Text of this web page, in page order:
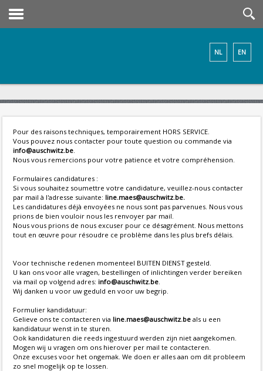
EN
NL
Pour des raisons techniques, temporairement HORS SERVICE.
Vous pouvez nous contacter pour toute question ou commande via
info@auschwitz.be.
Nous vous remercions pour votre patience et votre compréhension.
Formulaires candidatures :
Si vous souhaitez soumettre votre candidature, veuillez-nous contacter
par mail à l'adresse suivante: line.maes@auschwitz.be.
Les candidatures déjà envoyées ne nous sont pas parvenues. Nous vous
prions de bien vouloir nous les renvoyer par mail.
Nous vous prions de nous excuser pour ce désagrément. Nous mettons
tout en œuvre pour résoudre ce problème dans les plus brefs délais.
Voor technische redenen momenteel BUITEN DIENST gesteld.
U kan ons voor alle vragen, bestellingen of inlichtingen verder bereiken
via mail op volgend adres: info@auschwitz.be.
Wij danken u voor uw geduld en voor uw begrip.
Formulier kandidatuur:
Gelieve ons te contacteren via line.maes@auschwitz.be als u een
kandidatuur wenst in te sturen.
Ook kandidaturen die reeds ingestuurd werden zijn niet aangekomen.
Mogen wij u vragen om ons hierover per mail te contacteren.
Onze excuses voor het ongemak. We doen er alles aan om dit probleem
zo snel mogelijk op te lossen.